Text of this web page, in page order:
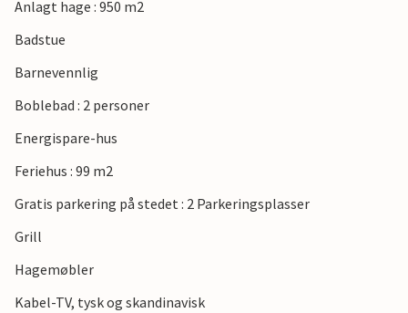
Anlagt hage : 950 m2
Badstue
Barnevennlig
Boblebad : 2 personer
Energispare-hus
Feriehus : 99 m2
Gratis parkering på stedet : 2 Parkeringsplasser
Grill
Hagemøbler
Kabel-TV, tysk og skandinavisk